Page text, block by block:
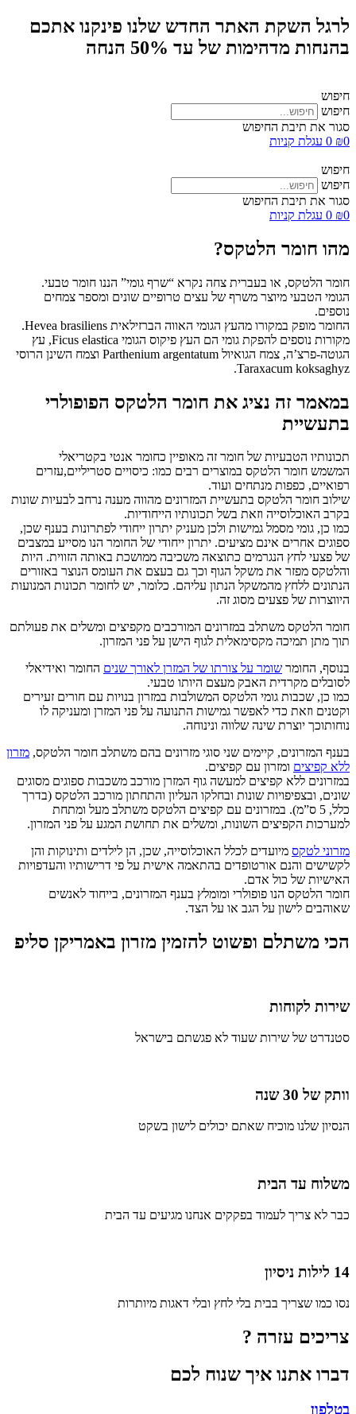
לרגל השקת האתר החדש שלנו פינקנו אתכם
בהנחות מדהימות של עד 50% הנחה
חיפוש
חיפוש
סגור את תיבת החיפוש
₪0
0 עגלת קניות
חיפוש
חיפוש
סגור את תיבת החיפוש
₪0
0 עגלת קניות
מהו חומר הלטקס?
חומר הלטקס, או בעברית צחה נקרא “שרף גומי” הננו חומר טבעי.
הגומי הטבעי מיוצר משרף של עצים טרופיים שונים ומספר צמחים
נוספים.
החומר מופק במקורו מהעץ הגומי האווה הברזילאית Hevea brasiliens.
מקורות נוספים להפקת גומי הם העץ פיקוס הגומי Ficus elastica, עץ
הגוטה-פרצ’ה, צמח הגואיול Parthenium argentatum וצמח השינן הרוסי
Taraxacum koksaghyz.
במאמר זה נציג את חומר הלטקס הפופולרי
בתעשיית
תכונותיו הטבעיות של חומר זה מאופיין כחומר אנטי בקטריאלי
המשמש חומר הלטקס במוצרים רבים כמו: כיסויים סטריליים,עזרים
רפואיים, כפפות מנתחים ועוד.
שילוב חומר הלטקס בתעשיית המזרונים מהווה מענה נרחב לבעיות שונות
בקרב האוכלוסייה וזאת בשל תכונותיו הייחודיות.
כמו כן, גומי מסמל גמישות ולכן מעניק יתרון ייחודי לפתרונות בענף שכן,
ספוגים אחרים אינם מציעים. יתרון ייחודי של החומר הנו מסייע במצבים
של פצעי לחץ הנגרמים כתוצאה משכיבה ממושכת באותה הזווית. היות
והלטקס מפזר את משקל הגוף וכך גם בעצם את העומס הנוצר באזורים
הנתונים ללחץ מהמשקל הנתון עליהם. כלומר, יש לחומר תכונות המנועות
היווצרות של פצעים מסוג זה.
חומר הלטקס משתלב במזרונים המורכבים מקפיצים ומשלים את פעולתם
תוך מתן תמיכה מקסימאלית לגוף הישן על פני המזרון.
בנוסף, החומר שומר על צורתו של המזרן לאורך שנים החומר ואידיאלי
לסובלים מקרדית האבק מעצם היותו טבעי.
כמו כן, שכבות גומי הלטקס המשולבות במזרון בנויות עם חורים זעירים
וקטנים וזאת כדי לאפשר גמישות התנועה על פני המזרן ומעניקה לו
נוחותוכך יוצרת שינה שלווה ונינוחה.
בענף המזרונים, קיימים שני סוגי מזרונים בהם משתלב חומר הלטקס, מזרון
ללא קפיצים ומזרון עם קפיצים.
במזרונים ללא קפיצים למעשה גוף המזרן מורכב משכבות ספוגים מסוגים
שונים, ובצפיפויות שונות ובחלקו העליון והתחתון מורכב הלטקס (בדרך
כלל, 5 ס”מ). במזרונים עם קפיצים הלטקס משתלב מעל ומתחת
למערכות הקפיצים השונות, ומשלים את תחושת המגע על פני המזרון.
מזרוני לטקס מיועדים לכלל האוכלוסייה, שכן, הן לילדים ותינוקות והן
לקשישים והנם אורטופדים בהתאמה אישית על פי דרישותיו והעדפויות
האישיות של כול אדם.
חומר הלטקס הנו פופולרי ומומלץ בענף המזרונים, בייחוד לאנשים
שאוהבים לישון על הגב או על הצד.
הכי משתלם ופשוט להזמין מזרון באמריקן סליפ
שירות לקוחות
סטנדרט של שירות שעוד לא פגשתם בישראל
וותק של 30 שנה
הנסיון שלנו מוכיח שאתם יכולים לישון בשקט
משלוח עד הבית
כבר לא צריך לעמוד בפקקים אנחנו מגיעים עד הבית
14 לילות ניסיון
נסו כמו שצריך בבית בלי לחץ ובלי דאגות מיותרות
צריכים עזרה ?
דברו אתנו איך שנוח לכם
בטלפון